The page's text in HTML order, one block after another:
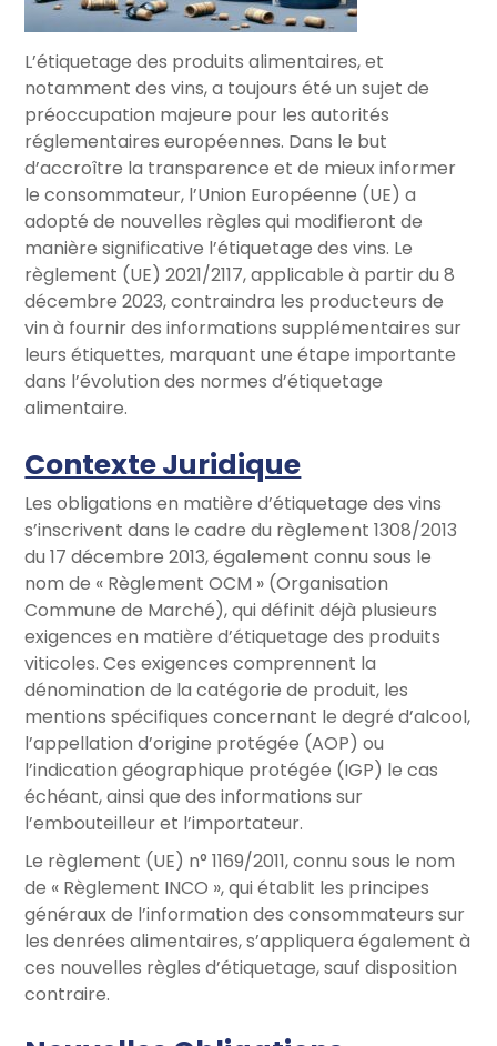
L’étiquetage des produits alimentaires, et
notamment des vins, a toujours été un sujet de
préoccupation majeure pour les autorités
réglementaires européennes. Dans le but
d’accroître la transparence et de mieux informer
le consommateur, l’Union Européenne (UE) a
adopté de nouvelles règles qui modifieront de
manière significative l’étiquetage des vins. Le
règlement (UE) 2021/2117, applicable à partir du 8
décembre 2023, contraindra les producteurs de
vin à fournir des informations supplémentaires sur
leurs étiquettes, marquant une étape importante
dans l’évolution des normes d’étiquetage
alimentaire.
Contexte Juridique
Les obligations en matière d’étiquetage des vins
s’inscrivent dans le cadre du règlement 1308/2013
du 17 décembre 2013, également connu sous le
nom de « Règlement OCM » (Organisation
Commune de Marché), qui définit déjà plusieurs
exigences en matière d’étiquetage des produits
viticoles. Ces exigences comprennent la
dénomination de la catégorie de produit, les
mentions spécifiques concernant le degré d’alcool,
l’appellation d’origine protégée (AOP) ou
l’indication géographique protégée (IGP) le cas
échéant, ainsi que des informations sur
l’embouteilleur et l’importateur.
Le règlement (UE) n° 1169/2011, connu sous le nom
de « Règlement INCO », qui établit les principes
généraux de l’information des consommateurs sur
les denrées alimentaires, s’appliquera également à
ces nouvelles règles d’étiquetage, sauf disposition
contraire.